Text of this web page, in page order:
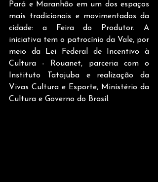
Pará e Maranhão em um dos espaços
mais tradicionais e movimentados da
cidade: a Feira do Produtor. A
iniciativa tem o patrocínio da Vale, por
meio da Lei Federal de Incentivo à
Cultura - Rouanet, parceria com o
Instituto Tatajuba e realização da
Vivas Cultura e Esporte, Ministério da
Cultura e Governo do Brasil.